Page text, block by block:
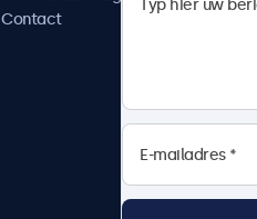
Contact